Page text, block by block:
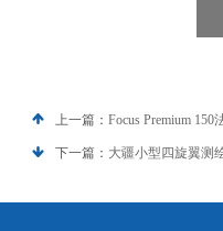
上一篇： Focus Premium
下一篇： 大疆小型四旋翼测